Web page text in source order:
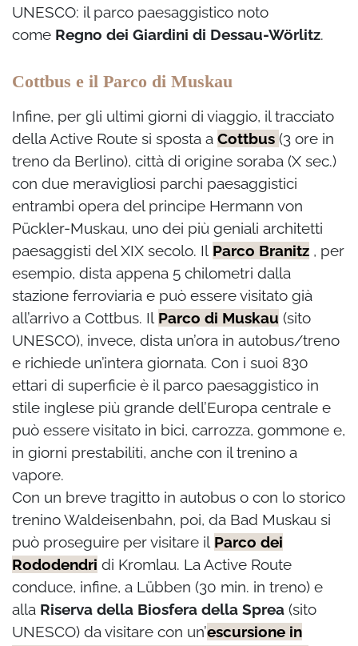
UNESCO: il parco paesaggistico noto
come Regno dei Giardini di Dessau-Wörlitz.
Cottbus e il Parco di Muskau
Infine, per gli ultimi giorni di viaggio, il tracciato
della Active Route si sposta a Cottbus (3 ore in
treno da Berlino), città di origine soraba (X sec.)
con due meravigliosi parchi paesaggistici
entrambi opera del principe Hermann von
Pückler-Muskau, uno dei più geniali architetti
paesaggisti del XIX secolo. Il Parco Branitz , per
esempio, dista appena 5 chilometri dalla
stazione ferroviaria e può essere visitato già
all’arrivo a Cottbus. Il Parco di Muskau (sito
UNESCO), invece, dista un’ora in autobus/treno
e richiede un’intera giornata. Con i suoi 830
ettari di superficie è il parco paesaggistico in
stile inglese più grande dell’Europa centrale e
può essere visitato in bici, carrozza, gommone e,
in giorni prestabiliti, anche con il trenino a
vapore.
Con un breve tragitto in autobus o con lo storico
trenino Waldeisenbahn, poi, da Bad Muskau si
può proseguire per visitare il Parco dei
Rododendri di Kromlau. La Active Route
conduce, infine, a Lübben (30 min. in treno) e
alla Riserva della Biosfera della Sprea (sito
UNESCO) da visitare con un’escursione in